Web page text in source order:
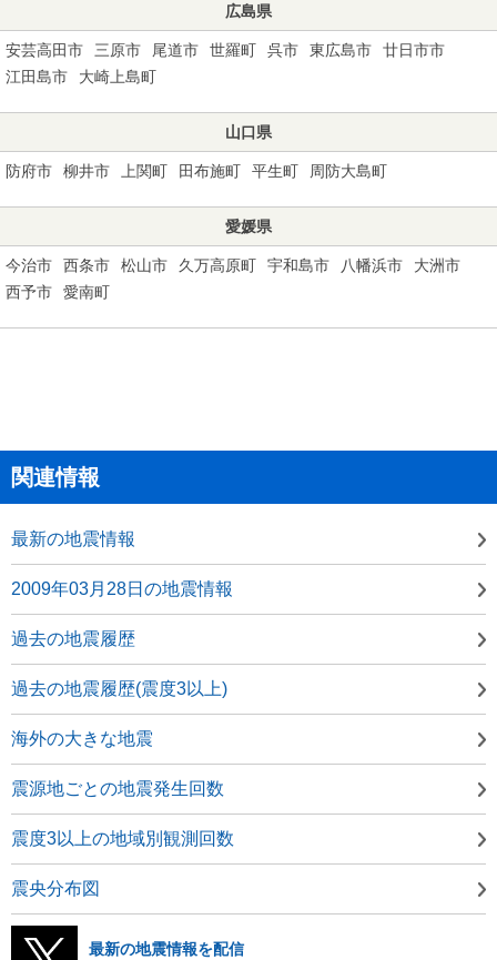
広島県
安芸高田市 三原市 尾道市 世羅町 呉市 東広島市
廿日市市
江田島市
大崎上島町
山口県
防府市 柳井市 上関町 田布施町 平生町 周防大島町
愛媛県
今治市 西条市 松山市 久万高原町 宇和島市 八幡浜市
大洲市
西予市
愛南町
関連情報
最新の地震情報
2009年03月28日の地震情報
過去の地震履歴
過去の地震履歴(震度3以上)
海外の大きな地震
震源地ごとの地震発生回数
震度3以上の地域別観測回数
震央分布図
最新の地震情報を配信